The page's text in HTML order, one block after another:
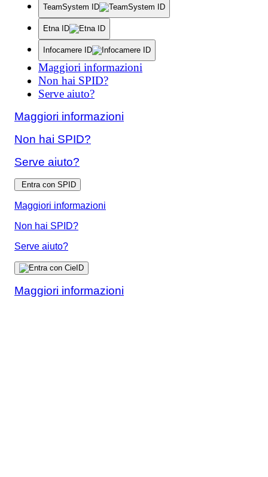
TeamSystem ID
Etna ID
Infocamere ID
Maggiori informazioni
Non hai SPID?
Serve aiuto?
Maggiori informazioni
Non hai SPID?
Serve aiuto?
Entra con SPID
Maggiori informazioni
Non hai SPID?
Serve aiuto?
Maggiori informazioni